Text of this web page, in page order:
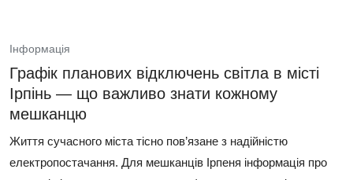
Інформація
Графік планових відключень світла в місті
Ірпінь — що важливо знати кожному
мешканцю
Життя сучасного міста тісно пов’язане з надійністю
електропостачання. Для мешканців Ірпеня інформація про